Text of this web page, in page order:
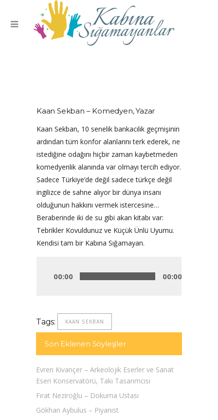
Kaan Sekban – Komedyen, Yazar
Kaan Sekban, 10 senelik bankacılık geçmişinin
ardından tüm konfor alanlarını terk ederek, ne
istediğine odağını hiçbir zaman kaybetmeden
komedyenlik alanında var olmayı tercih ediyor.
Sadece Türkiye’de değil sadece türkçe değil
ingilizce de sahne alıyor bir dünya insanı
olduğunun hakkını vermek istercesine…
Beraberinde iki de su gibi akan kitabı var:
Tebrikler Kovuldunuz ve Küçük Ünlü Uyumu.
Kendisi tam bir Kabına Sığamayan.
Player00:00 00:00
Tags: KAAN SEKBAN
Son Eklenen Söyleşiler
Evren Kıvançer – Arkeolojik Eserler ve Sanat
Eseri Konservatörü, Takı Tasarımcısı
Fırat Neziroğlu – Dokuma Ustası
Gökhan Aybulus – Piyanist